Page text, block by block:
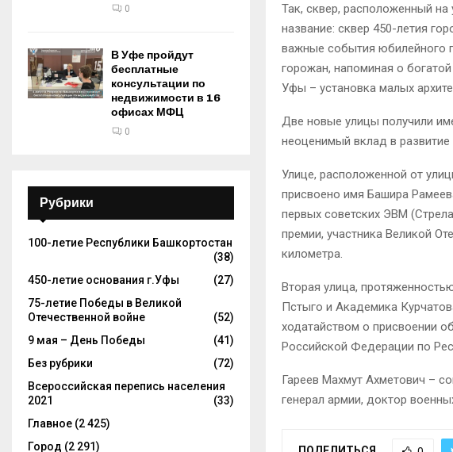
Так, сквер, расположенный
название: сквер 450-летия
важные события юбилейного
горожан, напоминая о
Уфы – установка малых
Две новые улицы получили
неоценимый вклад в
Улице, расположенной от
присвоено имя Башира
первых советских ЭВМ
премии, участника Великой
километра.
Вторая улица,
Пстыго и Академика
ходатайством о присвоении
Российской Федерации по
Гареев Махмут Ахметович –
генерал армии, доктор
0
В Уфе пройдут
бесплатные
консультации по
недвижимости в 16
офисах МФЦ
0
Рубрики
100-летие Республики Башкортостан
(38)
450-летие основания г.Уфы
(27)
75-летие Победы в Великой
Отечественной войне
(52)
9 мая – День Победы
(41)
Без рубрики
(72)
Всероссийская перепись населения
2021
(33)
Главное (2 425)
Город (2 291)